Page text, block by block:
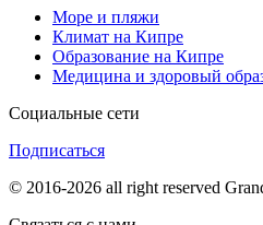
Море и пляжи
Климат на Кипре
Образование на Кипре
Медицина и здоровый
Социальные сети
Подписаться
© 2016-2026 all right reserved